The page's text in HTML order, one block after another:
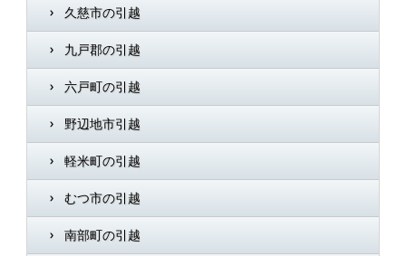
久慈市の引越
九戸郡の引越
六戸町の引越
野辺地市引越
軽米町の引越
むつ市の引越
南部町の引越